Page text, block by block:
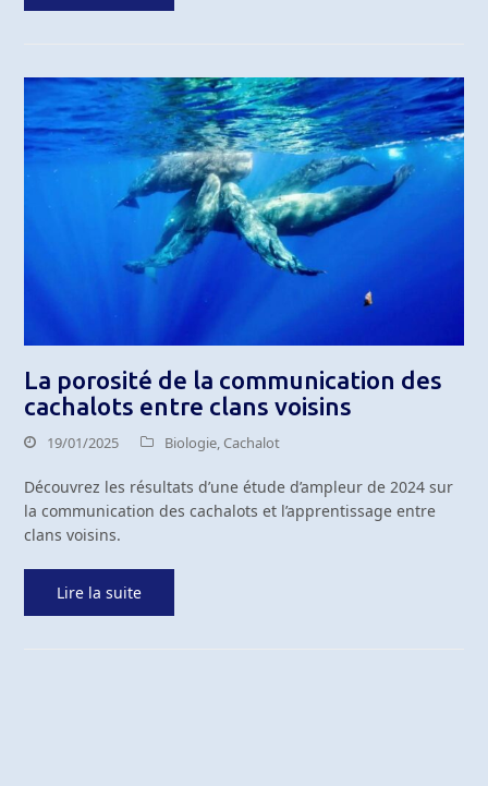
La porosité de la communication des
cachalots entre clans voisins
19/01/2025 Biologie,Cachalot
Découvrez les résultats d’une étude d’ampleur de 2024 sur
la communication des cachalots et l’apprentissage entre
clans voisins.
Lire la suite